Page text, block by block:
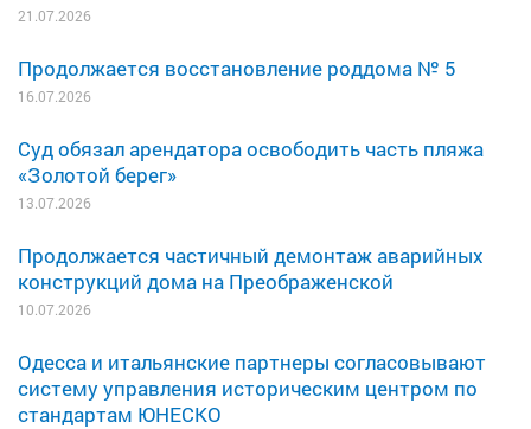
21.07.2026
Продолжается восстановление роддома № 5
16.07.2026
Суд обязал арендатора освободить часть пляжа
«Золотой берег»
13.07.2026
Продолжается частичный демонтаж аварийных
конструкций дома на Преображенской
10.07.2026
Одесса и итальянские партнеры согласовывают
систему управления историческим центром по
стандартам ЮНЕСКО